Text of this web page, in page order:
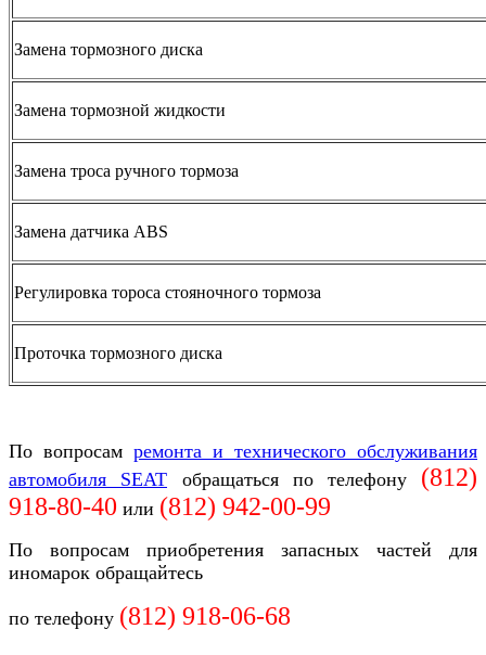
Замена тормозного диска
Замена тормозной жидкости
Замена троса ручного тормоза
Замена датчика ABS
Регулировка тороса стояночного тормоза
Проточка тормозного диска
По вопросам ремонта и технического обслуживания
автомобиля SEAT обращаться по телефону (812)
918-80-40 или (812) 942-00-99
По вопросам приобретения запасных частей для
иномарок обращайтесь
по телефону (812) 918-06-68